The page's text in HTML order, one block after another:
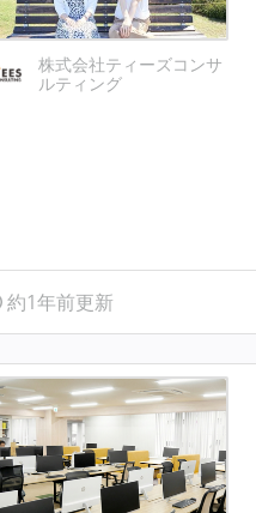
株式会社ティーズコンサ
ルティング
約1年前更新